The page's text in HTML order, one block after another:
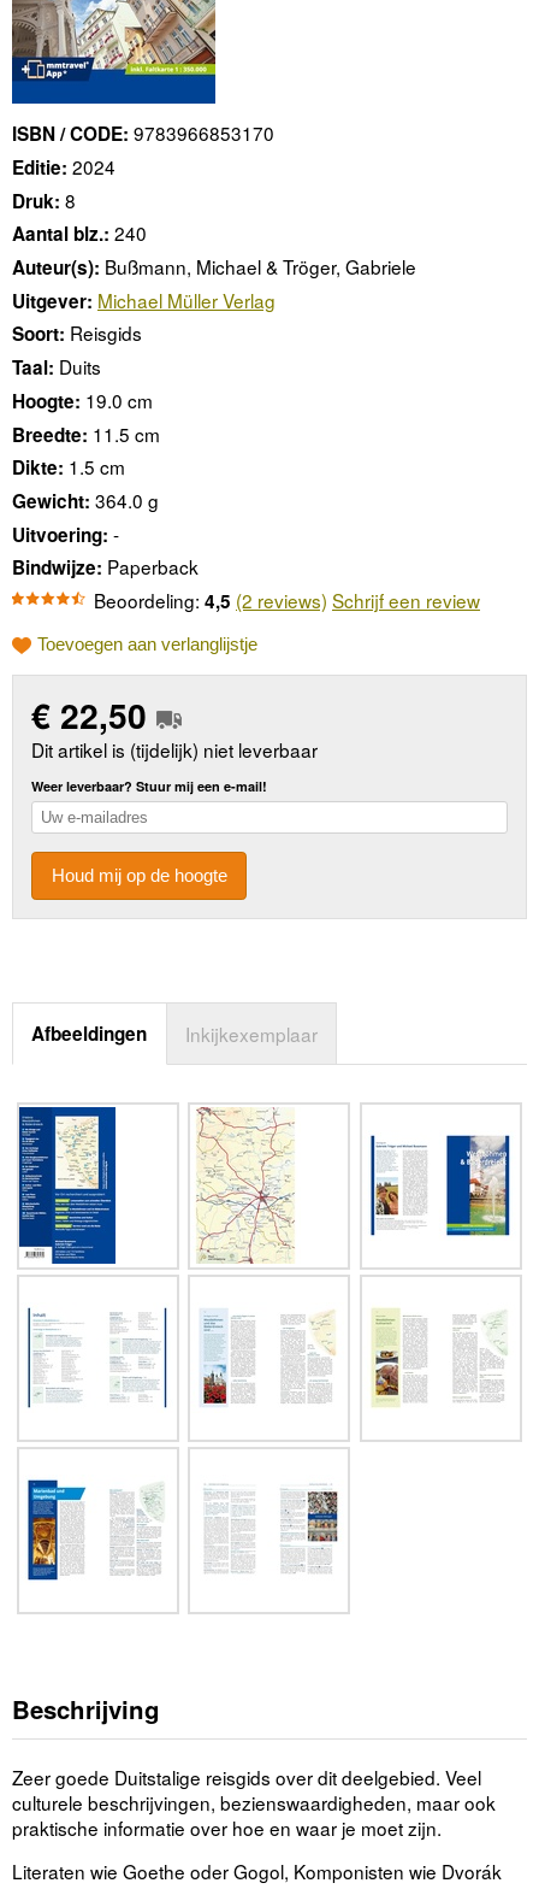
ISBN / CODE: 9783966853170
Editie: 2024
Druk: 8
Aantal blz.: 240
Auteur(s): Bußmann, Michael & Tröger, Gabriele
Uitgever: Michael Müller Verlag
Soort: Reisgids
Taal: Duits
Hoogte: 19.0 cm
Breedte: 11.5 cm
Dikte: 1.5 cm
Gewicht: 364.0 g
Uitvoering: -
Bindwijze: Paperback
Beoordeling: 4,5 (2 reviews) Schrijf een review
Toevoegen aan verlanglijstje
€ 22,50
Dit artikel is (tijdelijk) niet leverbaar
Weer leverbaar? Stuur mij een e-mail!
Houd mij op de hoogte
Afbeeldingen Inkijkexemplaar
Beschrijving
Zeer goede Duitstalige reisgids over dit deelgebied. Veel
culturele beschrijvingen, bezienswaardigheden, maar ook
praktische informatie over hoe en waar je moet zijn.
Literaten wie Goethe oder Gogol, Komponisten wie Dvorák